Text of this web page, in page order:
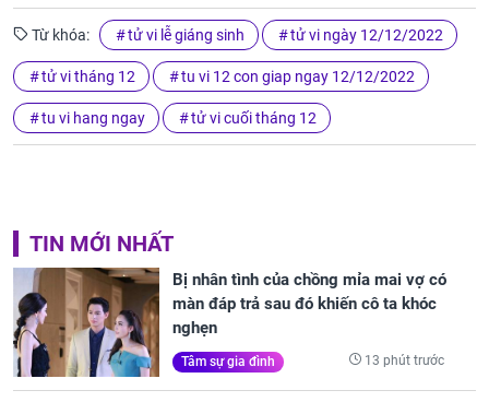
Từ khóa: tử vi lễ giáng sinh tử vi ngày 12/12/2022
tử vi tháng 12 tu vi 12 con giap ngay 12/12/2022
tu vi hang ngay tử vi cuối tháng 12
TIN MỚI NHẤT
Bị nhân tình của chồng mỉa mai vợ có
màn đáp trả sau đó khiến cô ta khóc
nghẹn
Tâm sự gia đình 13 phút trước